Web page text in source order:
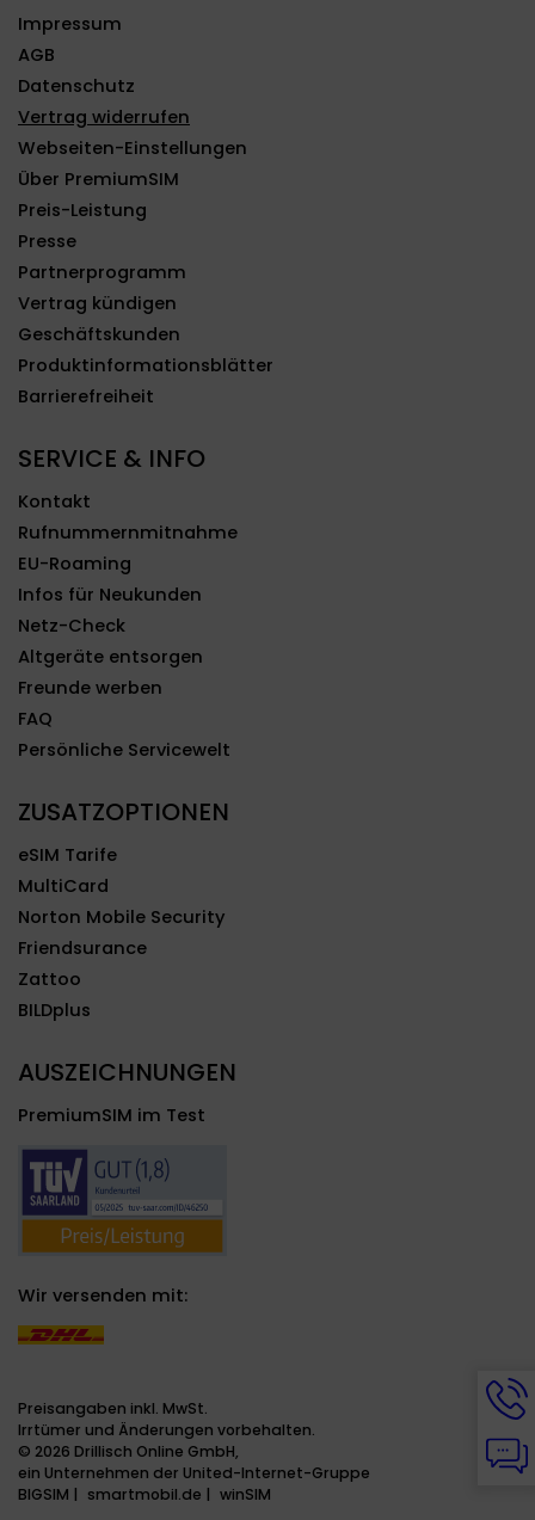
Impressum
AGB
Datenschutz
Vertrag widerrufen
Webseiten-Einstellungen
Über PremiumSIM
Preis-Leistung
Presse
Partnerprogramm
Vertrag kündigen
Geschäftskunden
Produktinformationsblätter
Barrierefreiheit
SERVICE & INFO
Kontakt
Rufnummernmitnahme
EU-Roaming
Infos für Neukunden
Netz-Check
Altgeräte entsorgen
Freunde werben
FAQ
Persönliche Servicewelt
ZUSATZOPTIONEN
eSIM Tarife
MultiCard
Norton Mobile Security
Friendsurance
Zattoo
BILDplus
AUSZEICHNUNGEN
PremiumSIM im Test
Wir versenden mit:
Preisangaben inkl. MwSt.
Irrtümer und Änderungen vorbehalten.
© 2026 Drillisch Online GmbH,
ein Unternehmen der United-Internet-Gruppe
BIGSIM
smartmobil.de winSIM